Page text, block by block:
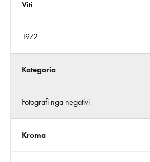
Viti
1972
Kategoria
Fotografi nga negativi
Kroma